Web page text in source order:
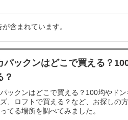
含まれています。
パックンはどこで買える？
？
ックンはどこで買える？100均やドン
、ロフトで買える？など、お探しの
てる場所を調べてみました。